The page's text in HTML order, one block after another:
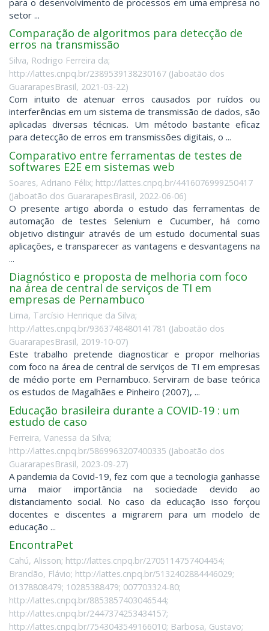
setor ...
Comparação de algoritmos para detecção de
erros na transmissão
Silva, Rodrigo Ferreira da;
http://lattes.cnpq.br/2389539138230167 (Jaboatão dos
GuararapesBrasil, 2021-03-22)
Com intuito de atenuar erros causados por ruídos ou
interferências em um sistema de transmissão de dados, são
aplicadas diversas técnicas. Um método bastante eficaz
para detecção de erros em transmissões digitais, o ...
Comparativo entre ferramentas de testes de
softwares E2E em sistemas web
Soares, Adriano Félix; http://lattes.cnpq.br/4416076999250417
(Jaboatão dos GuararapesBrasil, 2022-06-06)
O presente artigo aborda o estudo das ferramentas de
automação de testes Selenium e Cucumber, há como
objetivo distinguir através de um estudo documental suas
aplicações, e transparecer as vantagens e desvantagens na
...
Diagnóstico e proposta de melhoria com foco
na área de central de serviços de TI em
empresas de Pernambuco
Lima, Tarcísio Henrique da Silva;
http://lattes.cnpq.br/9363748480141781 (Jaboatão dos
GuararapesBrasil, 2019-10-07)
Este trabalho pretende diagnosticar e propor melhorias
com foco na área de central de serviços de TI em empresas
de médio porte em Pernambuco. Serviram de base teórica
os estudos de Magalhães e Pinheiro (2007), ...
Educação brasileira durante a COVID-19 : um
estudo de caso
Ferreira, Vanessa da Silva;
http://lattes.cnpq.br/5869963207400335 (Jaboatão dos
GuararapesBrasil, 2023-09-27)
A pandemia da Covid-19, fez com que a tecnologia ganhasse
uma maior importância na sociedade devido ao
distanciamento social. No caso da educação isso forçou
docentes e discentes a migrarem para um modelo de
educação ...
EncontraPet
Cahú, Alisson; http://lattes.cnpq.br/2705114757404454;
Brandão, Flávio; http://lattes.cnpq.br/5132402884446029;
01378808479; 10285388479; 007703324-80;
http://lattes.cnpq.br/8853857403046544;
http://lattes.cnpq.br/2447374253434157;
http://lattes.cnpq.br/7543043549166010; Barbosa, Gustavo;